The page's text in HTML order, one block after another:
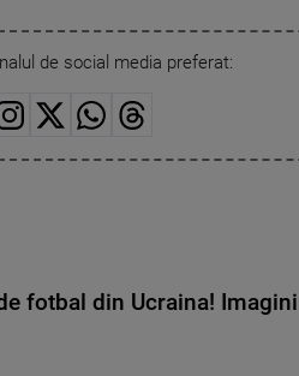
de social media preferat:
fotbal din Ucraina!